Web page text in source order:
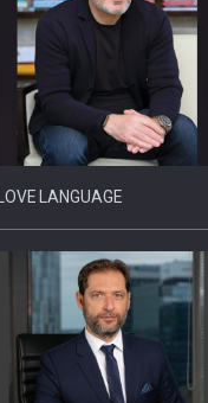
Evolution-RETHINK
LANGUAGE